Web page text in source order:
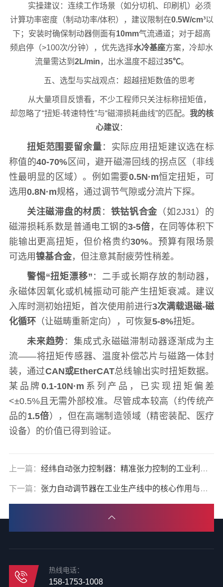
实操建议：连续工作场景（如分切机、印刷机）必须
计算功率密度（制动功率/体积），建议限制在0.5W/cm³以
下；安装时确保制动器侧面有10mm气流通道；对于超高
频启停（>100次/分钟），优先选择水冷基座方案，冷却水
流量需达到 2L/min ，出水温度不超过35℃。
五、选型与实战观点：超越扭矩数值的思考
从大量项目反馈看，不少工程师只关注标称扭矩值，
却忽略了“扭矩-转速特性”与“磁滞损耗曲线”的匹配。 我的核
心建议 ：
扭矩范围要留余量 ：实际应用扭矩建议选在标
称值的40-70% 区间，避开磁滞回线的拐点区（非线
性最明显的区域）。例如需要0.5N·m恒定扭矩，可
选用0.8N·m规格，通过调节气隙或分流片下探。
关注磁滞盘的材质 ： 铁钴钒合金 （如2J31）的
磁滞损耗系数是普通电工钢的3-5倍 ，在同等体积下
能输出更高扭矩，但价格贵约30%。预算有限场景
可选用镍基合金，但注意其耐疲劳性稍差。
警惕“扭矩漂移” ：二手或长期存放的制动器，
永磁体因氧化或机械振动可能产生扭矩衰减。建议
入库时测初始扭矩，首次使用前进行3次满载退磁-磁
化循环（让磁畴重新定向），可恢复5-8%扭矩。
未来趋势 ：集成式永磁磁滞制动器逐渐成为主
流——将扭矩传感器、温度补偿芯片与磁路一体封
装，通过CAN或EtherCAT总线输出实时扭矩数据。
某品牌0.1-10N·m 系列产品，已实现扭矩偏差
<±0.5%且无需外部校准。尽管成本较高（约传统产
品的1.5倍），但在高端制造领域（精密装配、医疗
设备）的价值已得到验证。
上一篇： 经纬自动张力控制器：精准张力控制的工业利器与实操指南
下一篇： 张力自动调节器在工业生产线中的核心作用与选型指南
热线电话：
158-1753-1008